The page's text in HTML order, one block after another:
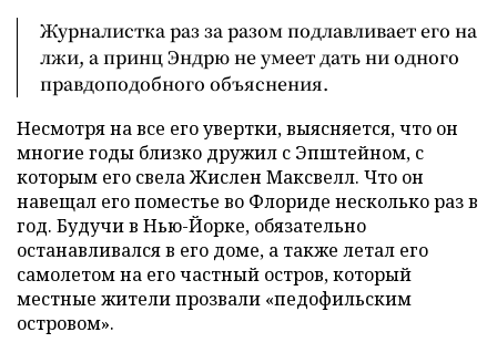
Журналистка раз за разом подлавливает его на
лжи, а принц Эндрю не умеет дать ни одного
правдоподобного объяснения.
Несмотря на все его увертки, выясняется, что он
многие годы близко дружил с Эпштейном, с
которым его свела Жислен Максвелл. Что он
навещал его поместье во Флориде несколько раз в
год. Будучи в Нью-Йорке, обязательно
останавливался в его доме, а также летал его
самолетом на его частный остров, который
местные жители прозвали «педофильским
островом».